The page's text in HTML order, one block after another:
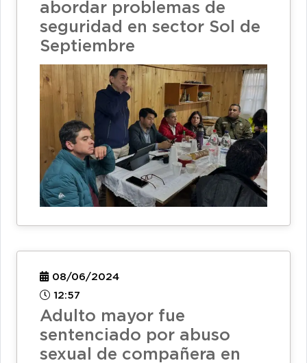
abordar problemas de
seguridad en sector Sol de
Septiembre
08/06/2024
12:57
Adulto mayor fue
sentenciado por abuso
sexual de compañera en